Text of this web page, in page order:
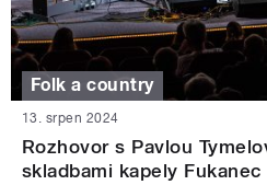
Folk a country
13. srpen 2024
Rozhovor s Pavlou
skladbami kapely Fukanec